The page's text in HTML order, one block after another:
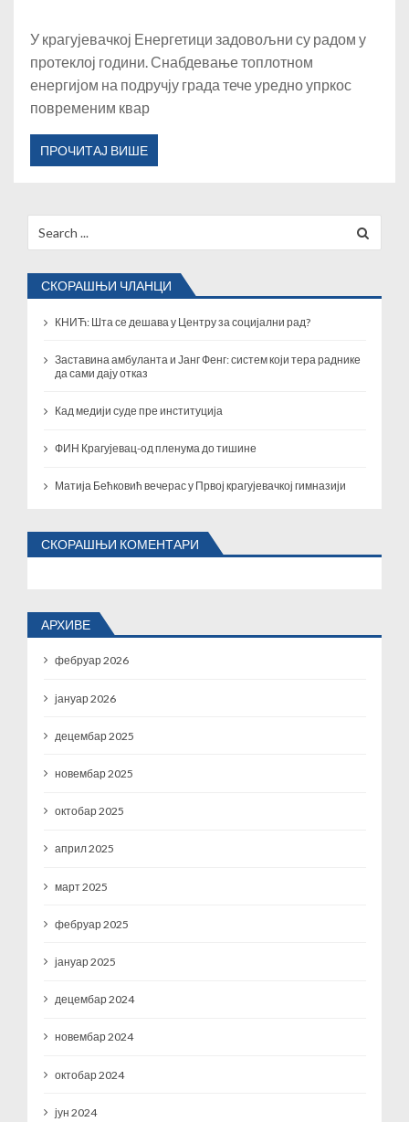
У крагујевачкој Енергетици задовољни су радом у
протеклој години. Снабдевање топлотном
енергијом на подручју града тече уредно упркос
повременим квар
ПРОЧИТАЈ ВИШЕ
for:
СКОРАШЊИ ЧЛАНЦИ
КНИЋ: Шта се дешава у Центру за социјални рад?
Заставина амбуланта и Јанг Фенг: систем који тера раднике
да сами дају отказ
Кад медији суде пре институција
ФИН Крагујевац-од пленума до тишине
Матија Бећковић вечерас у Првој крагујевачкој гимназији
СКОРАШЊИ КОМЕНТАРИ
АРХИВЕ
фебруар 2026
јануар 2026
децембар 2025
новембар 2025
октобар 2025
април 2025
март 2025
фебруар 2025
јануар 2025
децембар 2024
новембар 2024
октобар 2024
јун 2024